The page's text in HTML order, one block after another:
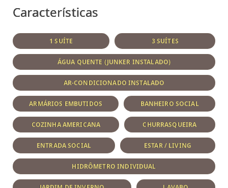
Características
1 SUÍTE 3 SUÍTES
ÁGUA QUENTE (JUNKER INSTALADO)
AR-CONDICIONADO INSTALADO
ARMÁRIOS EMBUTIDOS BANHEIRO SOCIAL
COZINHA AMERICANA CHURRASQUEIRA
ENTRADA SOCIAL ESTAR / LIVING
HIDRÔMETRO INDIVIDUAL